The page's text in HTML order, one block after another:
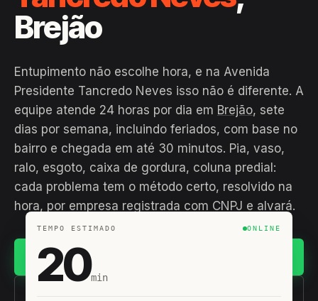
Brejão
Entupimento não escolhe hora, e na Avenida
Presidente Tancredo Neves isso não é diferente. A
equipe atende 24 horas por dia em Brejão, sete
dias por semana, incluindo feriados, com base no
bairro e chegada em até 30 minutos. Pia, vaso,
ralo, esgoto, caixa de gordura, coluna predial:
cada problema tem o método certo, resolvido na
hora, por empresa registrada com CNPJ e alvará.
(11) 93407-8838
TEMPO ESTIMADO ONLINE
20min